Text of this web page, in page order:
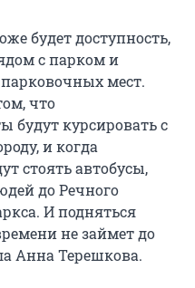
будет доступность,
с парком и
парковочных мест.
что
будут курсировать с
и когда
стоять автобусы,
до Речного
И подняться
не займет до
Анна Терешкова.